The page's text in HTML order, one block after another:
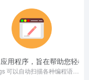
统一管理 - v1.3.1
用程序，旨在帮助您轻松